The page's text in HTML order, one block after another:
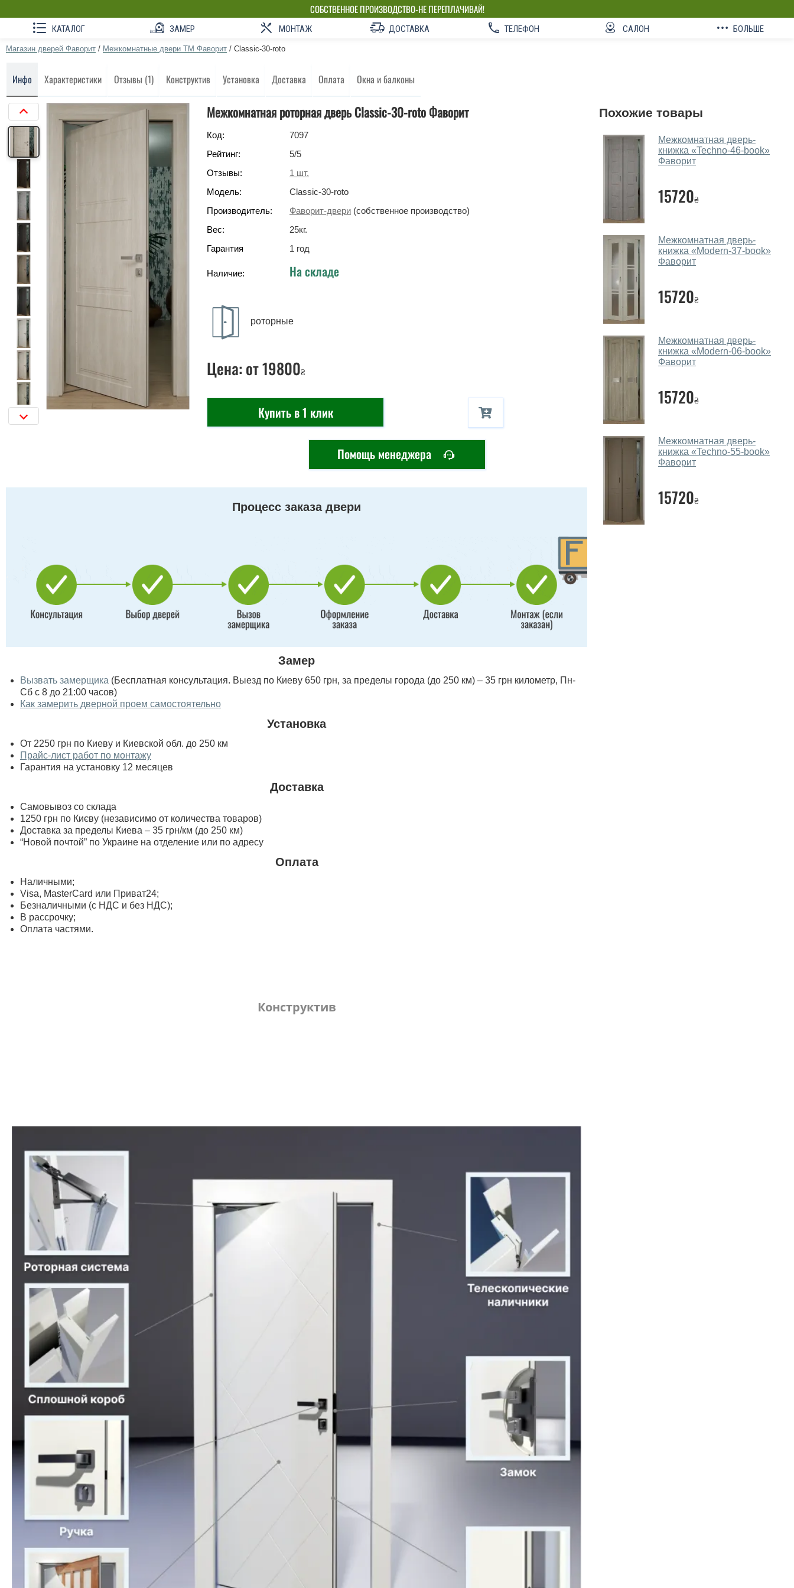
СОБСТВЕННОЕ ПРОИЗВОДСТВО-НЕ ПЕРЕПЛАЧИВАЙ!
КАТАЛОГ ЗАМЕР МОНТАЖ ДОСТАВКА ТЕЛЕФОН САЛОН БОЛЬШЕ
Магазин дверей Фаворит / Межкомнатные двери ТМ Фаворит / Classic-30-roto
Инфо Характеристики Отзывы (1) Конструктив Установка Доставка Оплата Окна и балконы
Межкомнатная роторная дверь Classic-30-roto Фаворит
Код:
7097
Рейтинг:
5/5
Отзывы:
1 шт.
Модель:
Classic-30-roto
Производитель:
Фаворит-двери (собственное производство)
Вес:
25кг.
Гарантия
1 год
Наличие: На складе
роторные
Цена: от 19800₴
Купить в 1 клик
Помощь менеджера
Процесс заказа двери
Замер
Вызвать замерщика (Бесплатная консультация. Выезд по Киеву 650 грн, за пределы города (до 250 км) – 35 грн километр, Пн-
Сб с 8 до 21:00 часов)
Как замерить дверной проем самостоятельно
Установка
От 2250 грн по Киеву и Киевской обл. до 250 км
Прайс-лист работ по монтажу
Гарантия на установку 12 месяцев
Доставка
Самовывоз со склада
1250 грн по Києву (независимо от количества товаров)
Доставка за пределы Киева – 35 грн/км (до 250 км)
“Новой почтой” по Украине на отделение или по адресу
Оплата
Наличными;
Visa, MasterСard или Приват24;
Безналичными (с НДС и без НДС);
В рассрочку;
Оплата частями.
Конструктив
Похожие товары
Межкомнатная дверь-
книжка «Techno-46-book»
Фаворит
15720₴
Межкомнатная дверь-
книжка «Modern-37-book»
Фаворит
15720₴
Межкомнатная дверь-
книжка «Modern-06-book»
Фаворит
15720₴
Межкомнатная дверь-
книжка «Techno-55-book»
Фаворит
15720₴